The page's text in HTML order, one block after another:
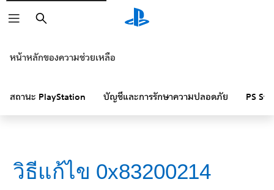
หน้าหลักของความช่วยเหลือ
สถานะ PlayStation บัญชีและการรักษาความปลอดภัย PS
วิธีแก้ไข 0x83200214